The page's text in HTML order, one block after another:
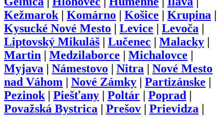
Kežmarok | Komárno | Košice | Krupina |
Kysucké Nové Mesto | Levice | Levoča |
Liptovský Mikuláš | Lučenec | Malacky |
Martin | Medzilaborce | Michalovce |
Myjava | Námestovo | Nitra | Nové Mesto
nad Váhom | Nové Zámky | Partizánske |
Pezinok | Piešťany | Poltár | Poprad |
Považská Bystrica | Prešov | Prievidza |